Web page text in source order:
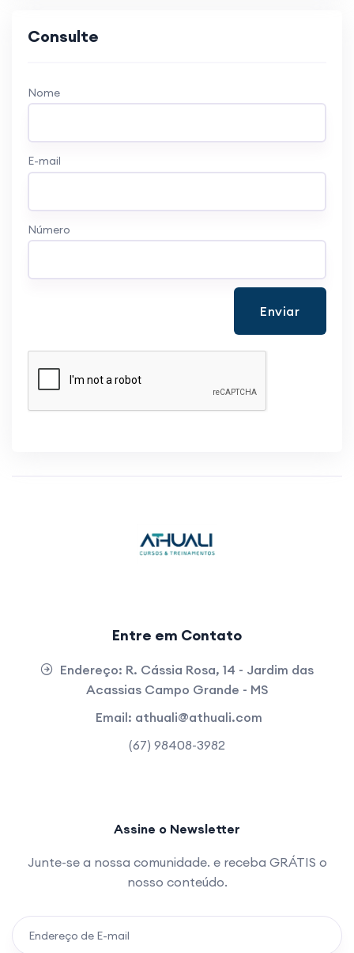
Consulte
Nome
E-mail
Número
Enviar
Entre em Contato
Endereço: R. Cássia Rosa, 14 - Jardim das
Acassias Campo Grande - MS
Email: athuali@athuali.com
(67) 98408-3982
Assine o Newsletter
Junte-se a nossa comunidade. e receba GRÁTIS o
nosso conteúdo.